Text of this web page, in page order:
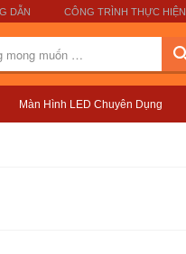
DẪN CÔNG TRÌNH THỰC HIỆN
Màn Hình LED Chuyên Dụng